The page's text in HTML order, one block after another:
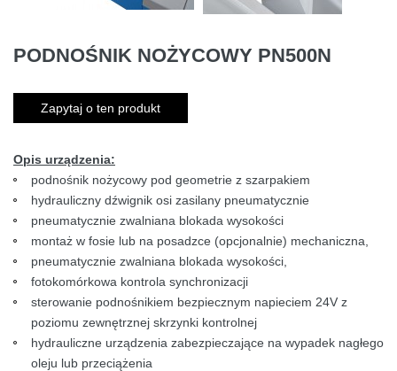
PODNOŚNIK NOŻYCOWY PN500N
Zapytaj o ten produkt
Opis urządzenia:
podnośnik nożycowy pod geometrie z szarpakiem
hydrauliczny dźwignik osi zasilany pneumatycznie
pneumatycznie zwalniana blokada wysokości
montaż w fosie lub na posadzce (opcjonalnie) mechaniczna,
pneumatycznie zwalniana blokada wysokości,
fotokomórkowa kontrola synchronizacji
sterowanie podnośnikiem bezpiecznym napieciem 24V z
poziomu zewnętrznej skrzynki kontrolnej
hydrauliczne urządzenia zabezpieczające na wypadek nagłego
oleju lub przeciążenia